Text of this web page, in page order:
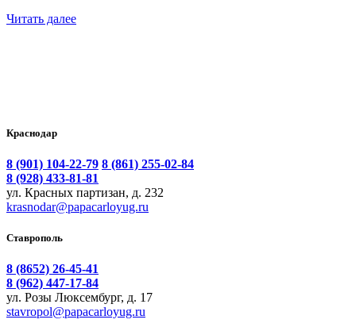
Читать далее
Краснодар
8 (901) 104-22-79 8 (861) 255-02-84
8 (928) 433-81-81
ул. Красных партизан, д. 232
krasnodar@papacarloyug.ru
Ставрополь
8 (8652) 26-45-41
8 (962) 447-17-84
ул. Розы Люксембург, д. 17
stavropol@papacarloyug.ru